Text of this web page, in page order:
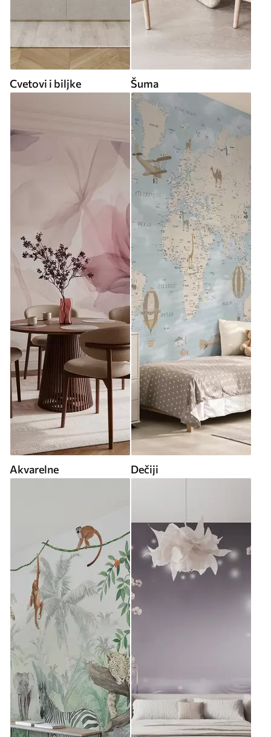
Cvetovi i biljke Šuma
Akvarelne Dečiji